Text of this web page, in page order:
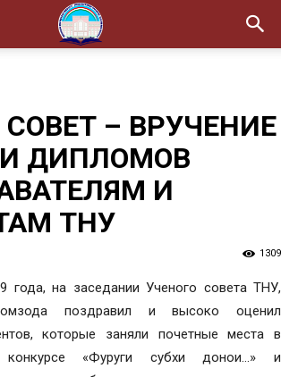
– ВРУЧЕНИЕ
ДИПЛОМОВ
И
ТНУ
1309
года, на заседании Ученого совета ТНУ,
поздравил и высоко оценил
которые заняли почетные места в
конкурсе «Фуруги субхи донои…» и